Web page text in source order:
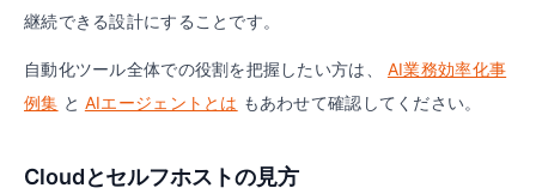
継続できる設計にすることです。
自動化ツール全体での役割を把握したい方は、
AI業務効率化事
例集 と AIエージェントとは もあわせて確認してください。
Cloudとセルフホストの見方